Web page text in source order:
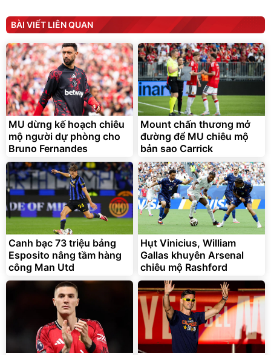
Flash Sale
Lót ghế ôtô, nâng lưng
chống nóng giúp thoải mái
trong di chuyển
295.000đ
Đã bán nhiều
BÀI VIẾT LIÊN QUAN
MU dừng kế hoạch chiêu
mộ người dự phòng cho
Bruno Fernandes
Mount chấn thương mở
đường để MU chiêu mộ
bản sao Carrick
Canh bạc 73 triệu bảng
Esposito nâng tầm hàng
công Man Utd
Hụt Vinicius, William
Gallas khuyên Arsenal
chiêu mộ Rashford